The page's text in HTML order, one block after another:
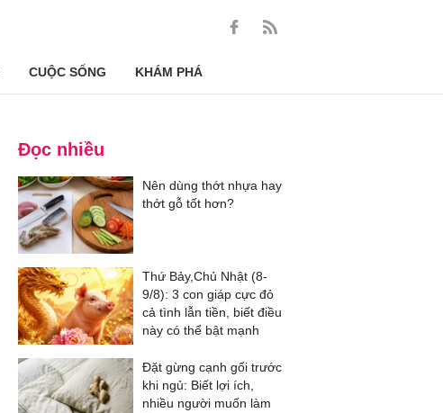
CUỘC SỐNG KHÁM PHÁ
Đọc nhiều
Nên dùng thớt nhựa hay
thớt gỗ tốt hơn?
Thứ Bảy,Chủ Nhật (8-
9/8): 3 con giáp cực đỏ
cả tình lẫn tiền, biết điều
này có thể bật mạnh
Đặt gừng cạnh gối trước
khi ngủ: Biết lợi ích,
nhiều người muốn làm